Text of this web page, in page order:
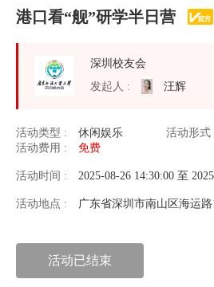
港口看“舰”研学半日营
深圳校友会
发起人 :
汪辉
活动类型 : 休闲娱乐 活动形式
活动费用 :
免费
活动时间 : 2025-08-26 14:30:00 至
活动地点 : 广东省深圳市南山区海运路
活动已结束